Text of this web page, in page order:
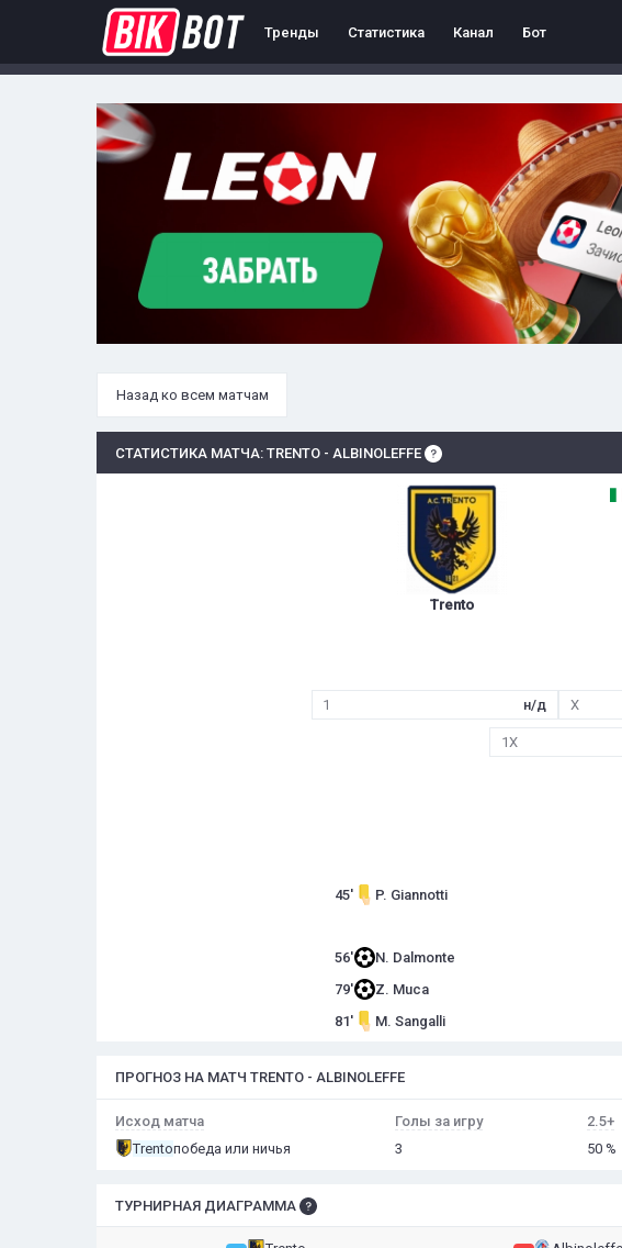
Тренды Статистика Канал Бот
Назад ко всем матчам
СТАТИСТИКА МАТЧА: TRENTO - ALBINOLEFFE
Trento
1 н/д X
1X
45'
P. Giannotti
56'
N. Dalmonte
79'
Z. Muca
81'
M. Sangalli
ПРОГНОЗ НА МАТЧ TRENTO - ALBINOLEFFE
Исход матча
Trentoпобеда или ничья
Голы за игру
3
2.5+
50 %
ТУРНИРНАЯ ДИАГРАММА